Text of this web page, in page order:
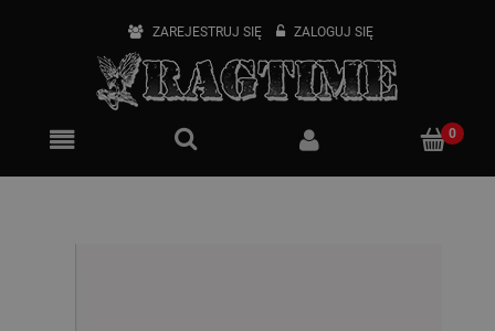
ZAREJESTRUJ SIĘ ZALOGUJ SIĘ